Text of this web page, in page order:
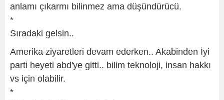
anlamı çıkarmı bilinmez ama düşündürücü.
*
Sıradaki gelsin..
Amerika ziyaretleri devam ederken.. Akabinden İyi
parti heyeti abd'ye gitti.. bilim teknoloji, insan hakkı
vs için olabilir.
*